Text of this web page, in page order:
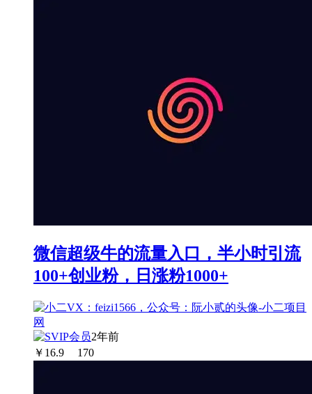
微信超级牛的流量入口，半小时引流
100+创业粉，日涨粉1000+
2年前
￥ 16.9 170